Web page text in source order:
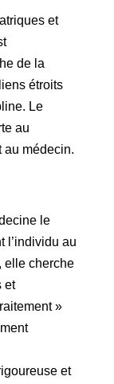
et
de la
étroits
Le
au
au médecin.
le
l’individu au
elle cherche
et
»
et